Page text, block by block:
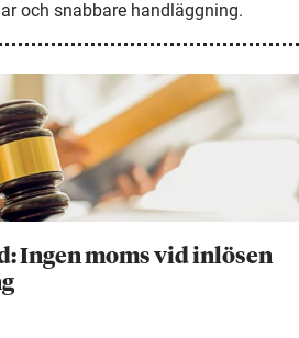
och snabbare handläggning.
Ingen moms vid inlösen